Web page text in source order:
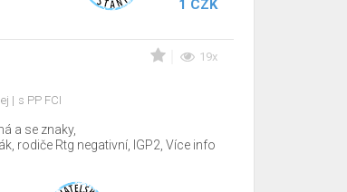
1 CZK
19x
s PP FCI
a se znaky,
rodiče Rtg negativní, IGP2, Více info